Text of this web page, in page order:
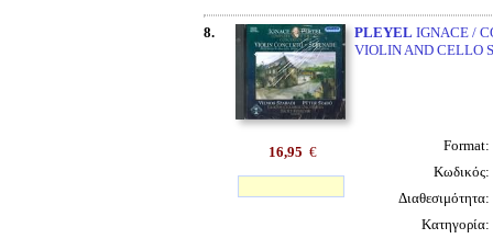
8. PLEYEL IGNACE /
VIOLIN AND CELLO
16,95 € Format:
Κωδικός:
Διαθεσιμότητα:
Κατηγορία: